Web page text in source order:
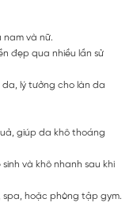
nam và nữ.
đẹp qua nhiều lần sử
da, lý tưởng cho làn da
giúp da khô thoáng
và khô nhanh sau khi
spa, hoặc phòng tập gym.